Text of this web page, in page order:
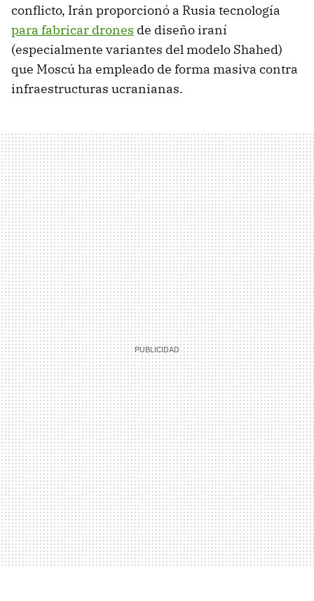
conflicto, Irán proporcionó a Rusia tecnología
para fabricar drones de diseño iraní
(especialmente variantes del modelo Shahed)
que Moscú ha empleado de forma masiva contra
infraestructuras ucranianas.